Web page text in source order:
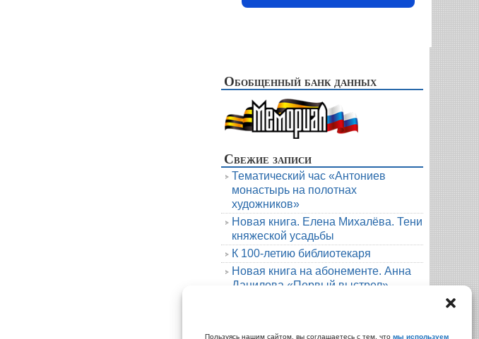
Пользуясь нашим сайтом, вы соглашаетесь с тем, что мы используем
Обобщенный банк данных
Свежие записи
Тематический час «Антониев
монастырь на полотнах
художников»
Новая книга. Елена Михалёва. Тени
княжеской усадьбы
К 100-летию библиотекаря
Новая книга на абонементе. Анна
Данилова «Первый выстрел»